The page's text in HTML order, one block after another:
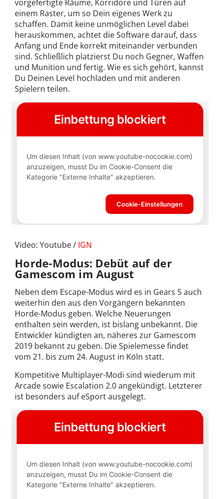
vorgefertigte Räume, Korridore und Türen auf
einem Raster, um so Dein eigenes Werk zu
schaffen. Damit keine unmöglichen Level dabei
herauskommen, achtet die Software darauf, dass
Anfang und Ende korrekt miteinander verbunden
sind. Schließlich platzierst Du noch Gegner, Waffen
und Munition und fertig. Wie es sich gehört, kannst
Du Deinen Level hochladen und mit anderen
Spielern teilen.
Video: Youtube / IGN
Horde-Modus: Debüt auf der
Gamescom im August
Neben dem Escape-Modus wird es in Gears 5 auch
weiterhin den aus den Vorgängern bekannten
Horde-Modus geben. Welche Neuerungen
enthalten sein werden, ist bislang unbekannt. Die
Entwickler kündigten an, näheres zur Gamescom
2019 bekannt zu geben. Die Spielemesse findet
vom 21. bis zum 24. August in Köln statt.
Kompetitive Multiplayer-Modi sind wiederum mit
Arcade sowie Escalation 2.0 angekündigt. Letzterer
ist besonders auf eSport ausgelegt.